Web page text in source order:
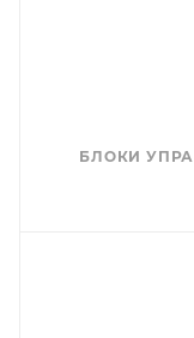
БЛОКИ